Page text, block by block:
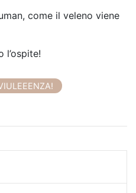
come il veleno viene
l’ospite!